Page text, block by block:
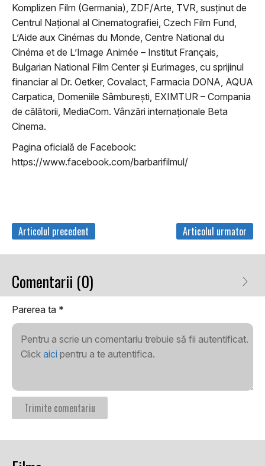
Komplizen Film (Germania), ZDF/Arte, TVR, susținut de
Centrul Național al Cinematografiei, Czech Film Fund,
L’Aide aux Cinémas du Monde, Centre National du
Cinéma et de L’Image Animée – Institut Français,
Bulgarian National Film Center și Eurimages, cu sprijinul
financiar al Dr. Oetker, Covalact, Farmacia DONA, AQUA
Carpatica, Domeniile Sâmburești, EXIMTUR – Compania
de călătorii, MediaCom. Vânzări internaționale Beta
Cinema.
Pagina oficială de Facebook:
https://www.facebook.com/barbarifilmul/
Articolul precedent Articolul urmator
Comentarii (0)
Parerea ta *
Pentru a scrie un comentariu trebuie să fii autentificat.
Click aici pentru a te autentifica.